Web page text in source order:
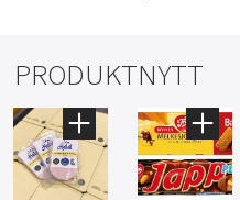
PRODUKTNYTT